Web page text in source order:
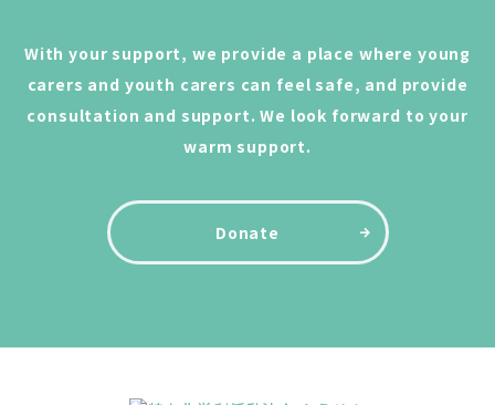
With your support, we provide a place where young
carers and youth carers can feel safe, and provide
consultation and support. We look forward to your
warm support.
Donate